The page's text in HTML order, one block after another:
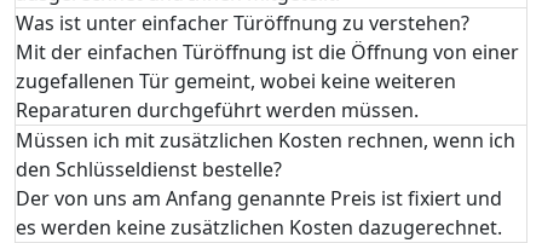
Was ist unter einfacher Türöffnung zu verstehen?
Mit der einfachen Türöffnung ist die Öffnung von einer
zugefallenen Tür gemeint, wobei keine weiteren
Reparaturen durchgeführt werden müssen.
Müssen ich mit zusätzlichen Kosten rechnen, wenn ich
den Schlüsseldienst bestelle?
Der von uns am Anfang genannte Preis ist fixiert und
es werden keine zusätzlichen Kosten dazugerechnet.